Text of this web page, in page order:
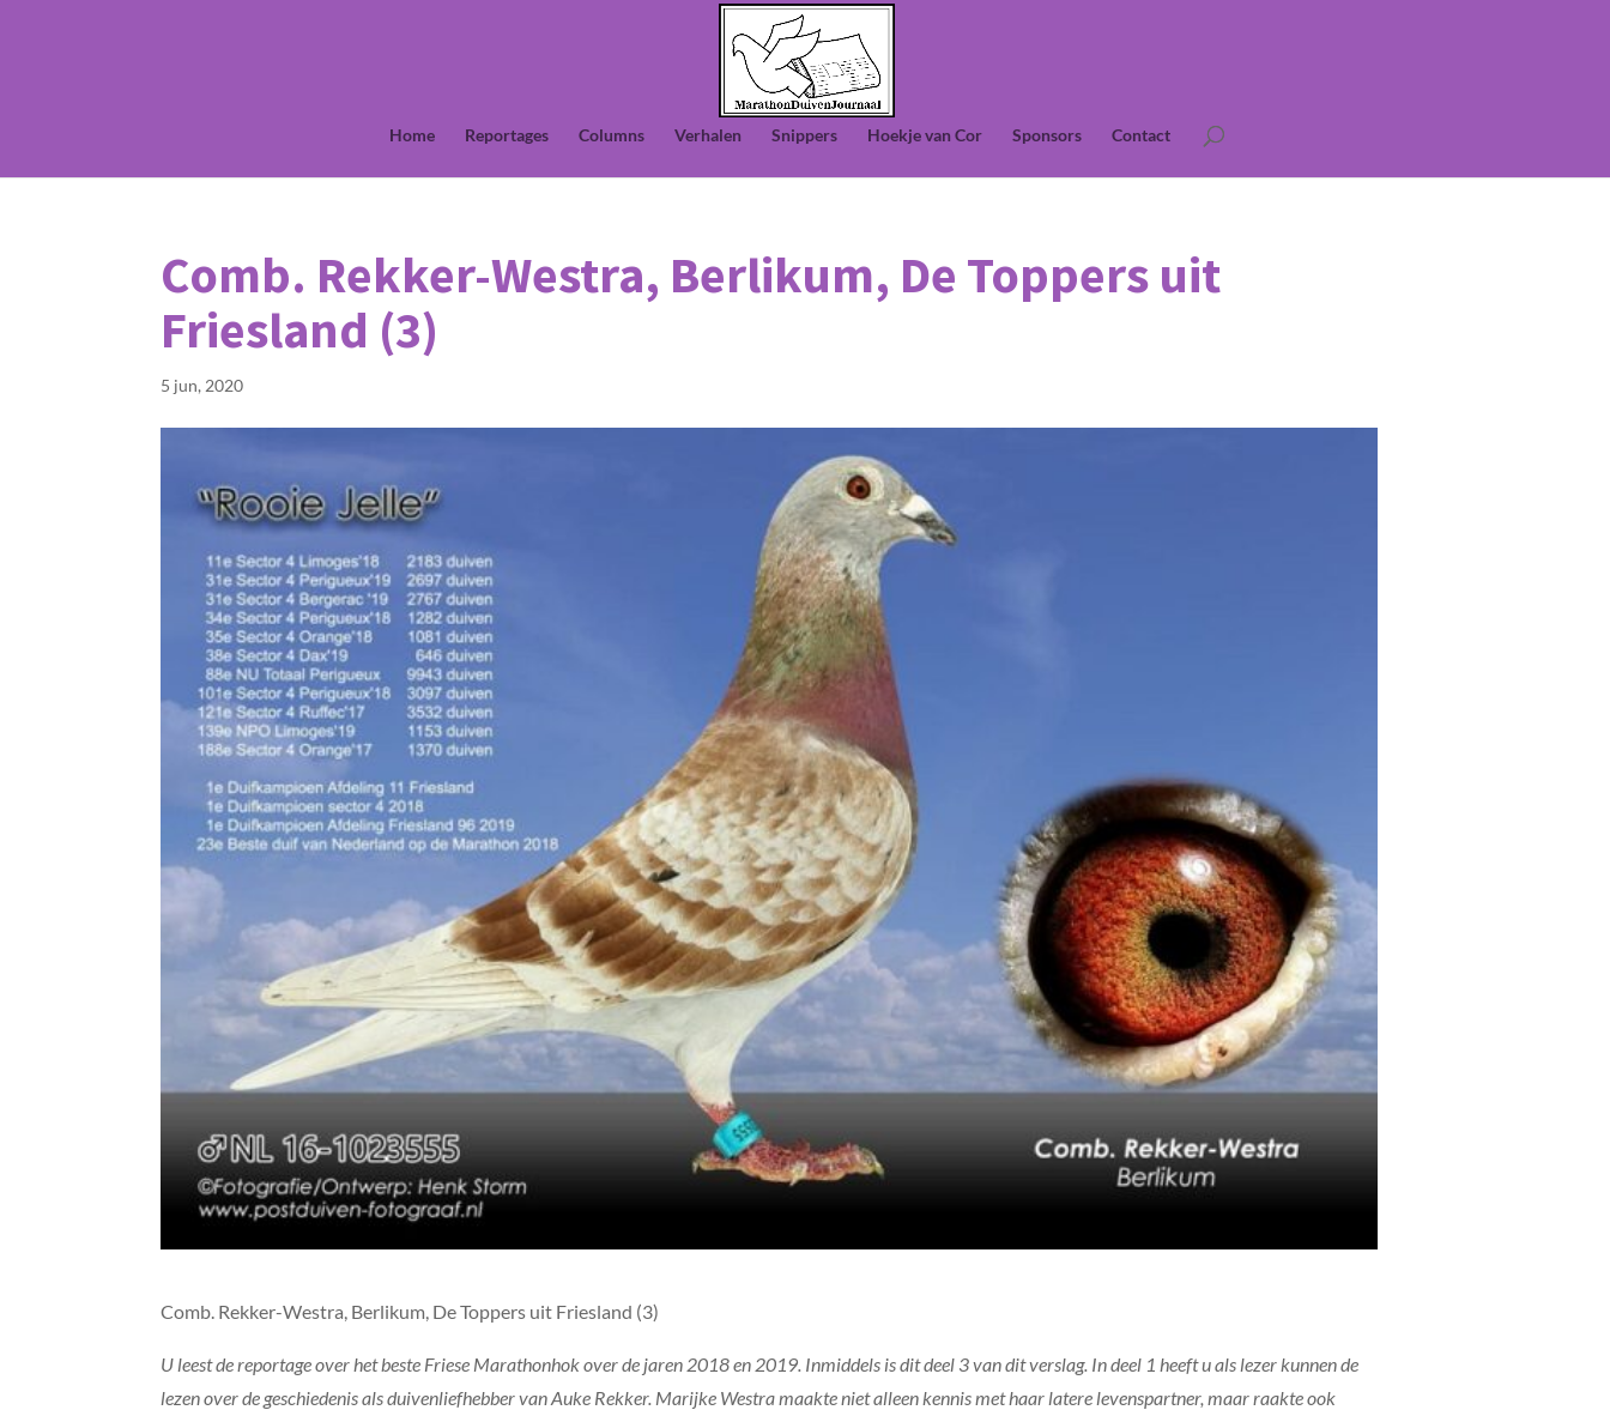
Home Reportages Columns Verhalen Snippers Hoekje van Cor Sponsors Contact
Comb. Rekker-Westra, Berlikum, De Toppers uit
Friesland (3)
5 jun, 2020
Comb. Rekker-Westra, Berlikum, De Toppers uit Friesland (3)
U leest de reportage over het beste Friese Marathonhok over de jaren 2018 en 2019. Inmiddels is dit deel 3 van dit verslag. In deel 1 heeft u als lezer kunnen de
lezen over de geschiedenis als duivenliefhebber van Auke Rekker. Marijke Westra maakte niet alleen kennis met haar latere levenspartner, maar raakte ook